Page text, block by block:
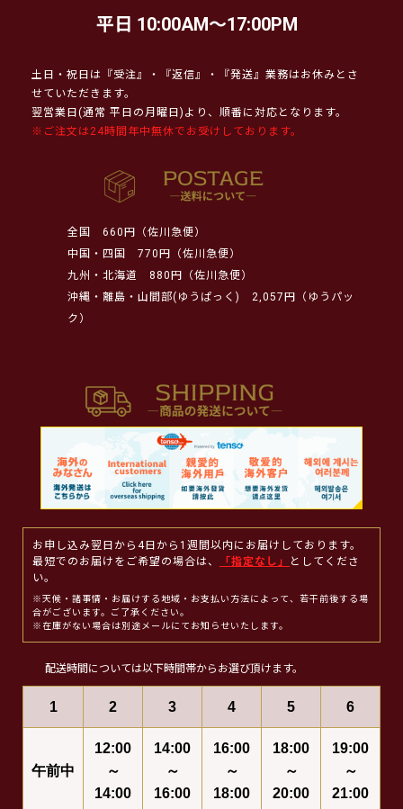
平日 10:00AM～17:00PM
土日・祝日は『受注』・『返信』・『発送』業務はお休みとさ
せていただきます。
翌営業日(通常 平日の月曜日)より、順番に対応となります。
※ご注文は24時間年中無休でお受けしております。
全国
660円（佐川急便）
中国・四国
770円（佐川急便）
九州・北海道
880円（佐川急便）
沖縄・離島・山間部(ゆうぱっく)
2,057円（ゆうパッ
ク）
お申し込み翌日から4日から1週間以内にお届けしております。
最短でのお届けをご希望の場合は、
「指定なし」
としてくださ
い。
※天候・諸事情・お届けする地域・お支払い方法によって、若干前後する場
合がございます。ご了承ください。
※在庫がない場合は別途メールにてお知らせいたします。
配送時間については以下時間帯からお選び頂けます。
1 2 3 4 5 6
午前中
12:00
～
14:00
14:00
～
16:00
16:00
～
18:00
18:00
～
20:00
19:00
～
21:00